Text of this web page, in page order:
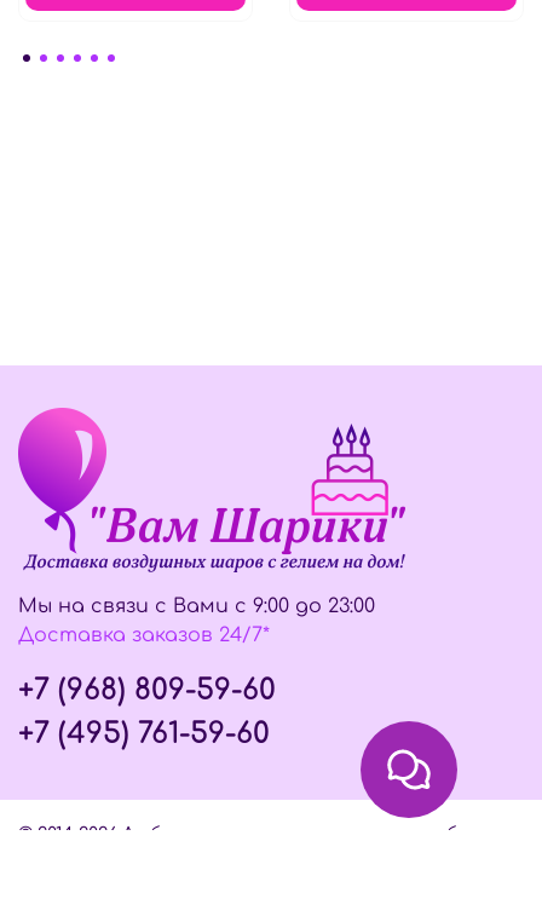
Мы на связи с Вами с 9:00 до 23:00
Доставка заказов 24/7*
+7 (968) 809-59-60
+7 (495) 761-59-60
© 2014-2026 Любое использование контента без